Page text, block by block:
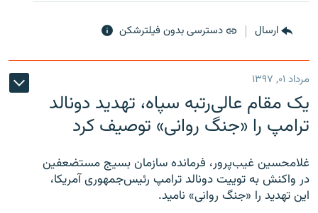
ارسال دسترسی بدون فیلترشکن
مرداد ۰۱, ۱۳۹۷
یک مقام عالی‌رتبه سپاه، تهدید دونالد
ترامپ را «جنگ روانی» توصیف کرد
غلامحسین غیب‌پرور، فرمانده سازمان بسیج مستضعفین
در واکنش به توییت دونالد ترامپ رئیس‌جمهوری آمریکا،
این تهدید را «جنگ روانی» نامید.